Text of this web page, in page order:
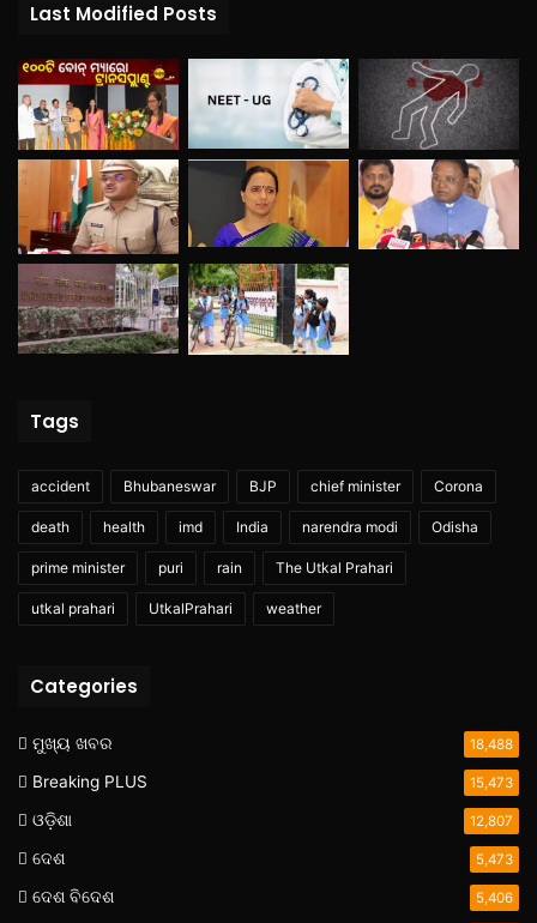
Last Modified Posts
Tags
accident Bhubaneswar BJP chief minister Corona
death health imd India narendra modi Odisha
prime minister puri rain The Utkal Prahari
utkal prahari UtkalPrahari weather
Categories
ମୁଖ୍ୟ ଖବର 18,488
Breaking PLUS 15,473
ଓଡ଼ିଶା 12,807
ଦେଶ 5,473
ଦେଶ ବିଦେଶ 5,406